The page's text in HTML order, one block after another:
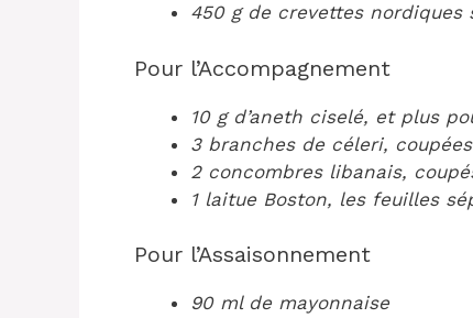
450 g de crevettes nordiques
Pour l’Accompagnement
10 g d’aneth ciselé, et plus
3 branches de céleri,
2 concombres libanais,
1 laitue Boston, les feuilles
Pour l’Assaisonnement
90 ml de mayonnaise